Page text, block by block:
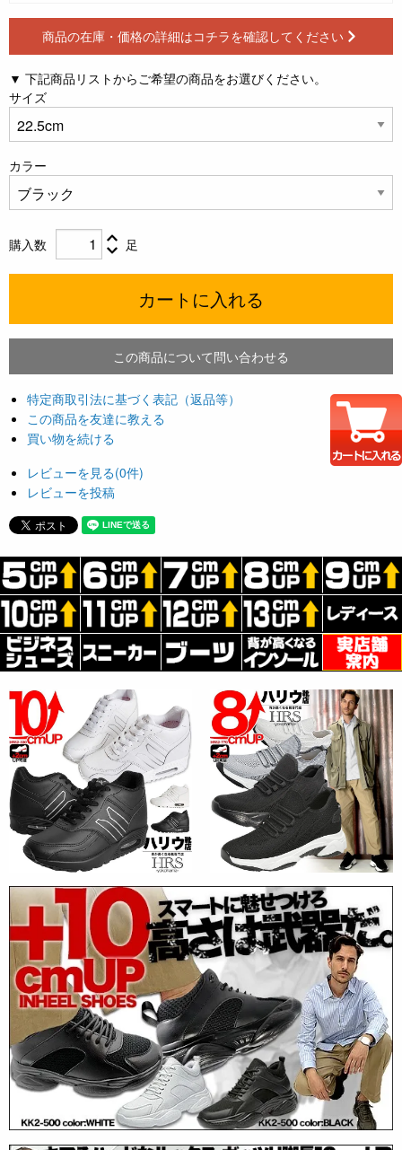
商品の在庫・価格の詳細はコチラを確認してください
▼ 下記商品リストからご希望の商品をお選びください。
サイズ
カラー
購入数 足
カートに入れる
この商品について問い合わせる
特定商取引法に基づく表記（返品等）
この商品を友達に教える
買い物を続ける
レビューを見る(0件)
レビューを投稿